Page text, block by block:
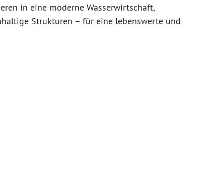
in eine moderne Wasserwirtschaft,
Strukturen – für eine lebenswerte und